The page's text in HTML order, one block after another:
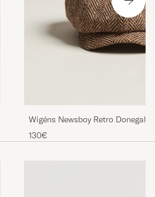
Wigéns Newsboy Retro Donegal
130€